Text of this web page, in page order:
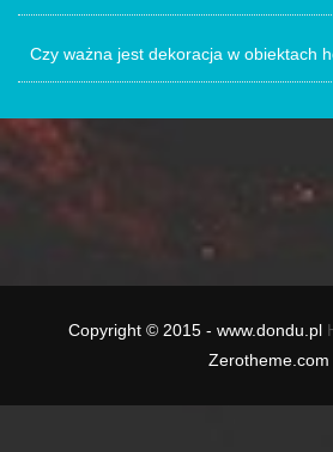
Czy ważna jest dekoracja w obiektach
Copyright © 2015 - www.dondu.pl
Zerotheme.com